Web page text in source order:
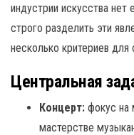
индустрии искусства
строго разделить эти
несколько критериев для
Центральная
Концерт: фокус на
мастерстве